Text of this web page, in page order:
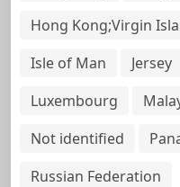
Hong Kong;Virgin
Isle of Man
Jersey
Luxembourg
Not identified
Russian Federation